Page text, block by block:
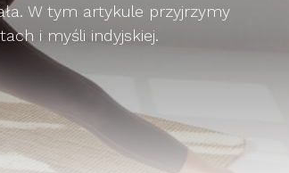
W tym artykule przyjrzymy
i myśli indyjskiej.